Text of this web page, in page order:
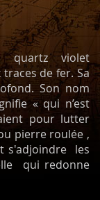
quartz violet
de fer. Sa
Son nom
« qui n’est
pour lutter
pierre roulée ,
s'adjoindre les
qui redonne